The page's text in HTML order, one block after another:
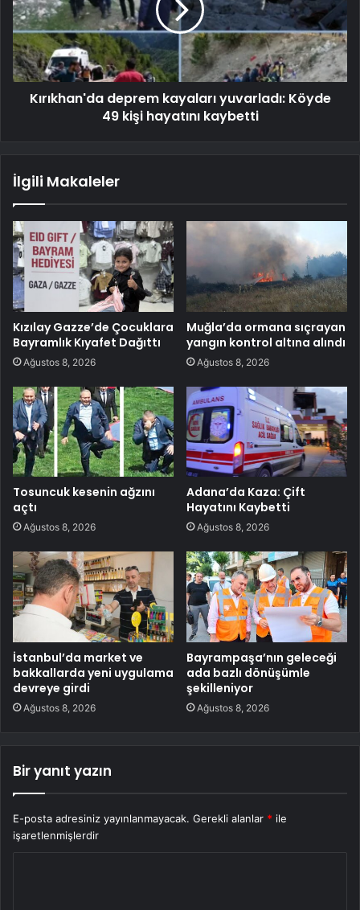
Kırıkhan'da deprem kayaları yuvarladı: Köyde
49 kişi hayatını kaybetti
İlgili Makaleler
Kızılay Gazze’de Çocuklara
Bayramlık Kıyafet Dağıttı
Ağustos 8, 2026
Muğla’da ormana sıçrayan
yangın kontrol altına alındı
Ağustos 8, 2026
Tosuncuk kesenin ağzını
açtı
Ağustos 8, 2026
Adana’da Kaza: Çift
Hayatını Kaybetti
Ağustos 8, 2026
İstanbul’da market ve
bakkallarda yeni uygulama
devreye girdi
Ağustos 8, 2026
Bayrampaşa’nın geleceği
ada bazlı dönüşümle
şekilleniyor
Ağustos 8, 2026
Bir yanıt yazın
E-posta adresiniz yayınlanmayacak. Gerekli alanlar * ile
işaretlenmişlerdir